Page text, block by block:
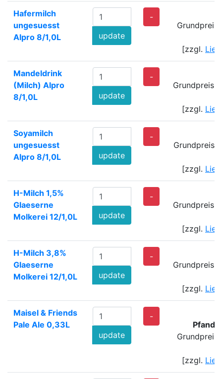
Hafermilch
ungesuesst
Alpro 8/1,0L
update
-
[zzgl.
Mandeldrink
(Milch) Alpro
8/1,0L
update
-
Grundpreis:
[zzgl.
Soyamilch
ungesuesst
Alpro 8/1,0L
update
-
Grundpreis:
[zzgl.
H-Milch 1,5%
Glaeserne
Molkerei 12/1,0L
update
-
Grundpreis:
[zzgl.
H-Milch 3,8%
Glaeserne
Molkerei 12/1,0L
update
-
Grundpreis:
[zzgl.
Maisel & Friends
Pale Ale 0,33L
update
-
Pfand:
[zzgl.